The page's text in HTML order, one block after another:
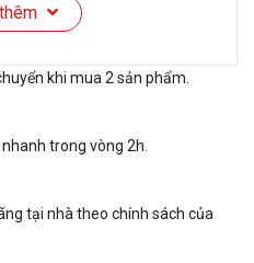
thuật
sản phẩm
dụng:255 lít
khi mua 2 sản phẩm.
trong vòng 2h.
tại nhà theo chính sách của